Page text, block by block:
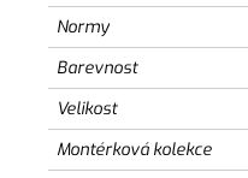
Normy
Barevnost
Velikost
Montérková kolekce